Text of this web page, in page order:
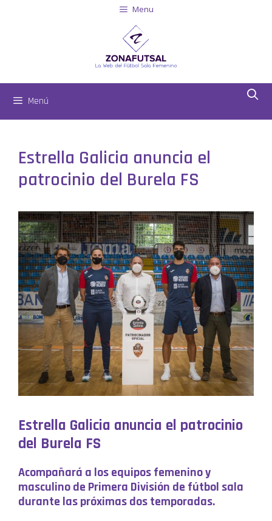
Menu
Menú
Estrella Galicia anuncia el
patrocinio del Burela FS
Estrella Galicia anuncia el patrocinio
del Burela FS
Acompañará a los equipos femenino y
masculino de Primera División de fútbol sala
durante las próximas dos temporadas.